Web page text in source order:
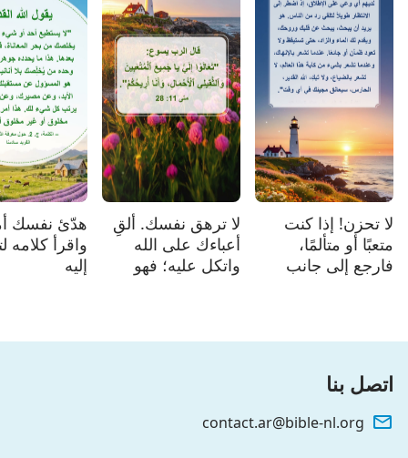
لا تحزن! إذا كنت
متعبًا أو متألمًا،
فارجع إلى جانب
لا ترهق نفسك. ألقِ
أعباءك على الله
واتكل عليه؛ فهو
هدّئ نفسك
واقرأ كلامه
إليه
اتصل بنا
contact.ar@bible-nl.org